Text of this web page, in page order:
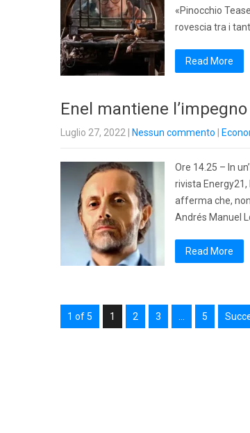
«Pinocchio
rovescia tra i
Read More
Enel mantiene
Luglio 27, 2022 Nessun commento
Ore 14.25 – In
rivista Energy21,
afferma che,
Andrés Manuel
Read More
1 of 5 1 2 3 5